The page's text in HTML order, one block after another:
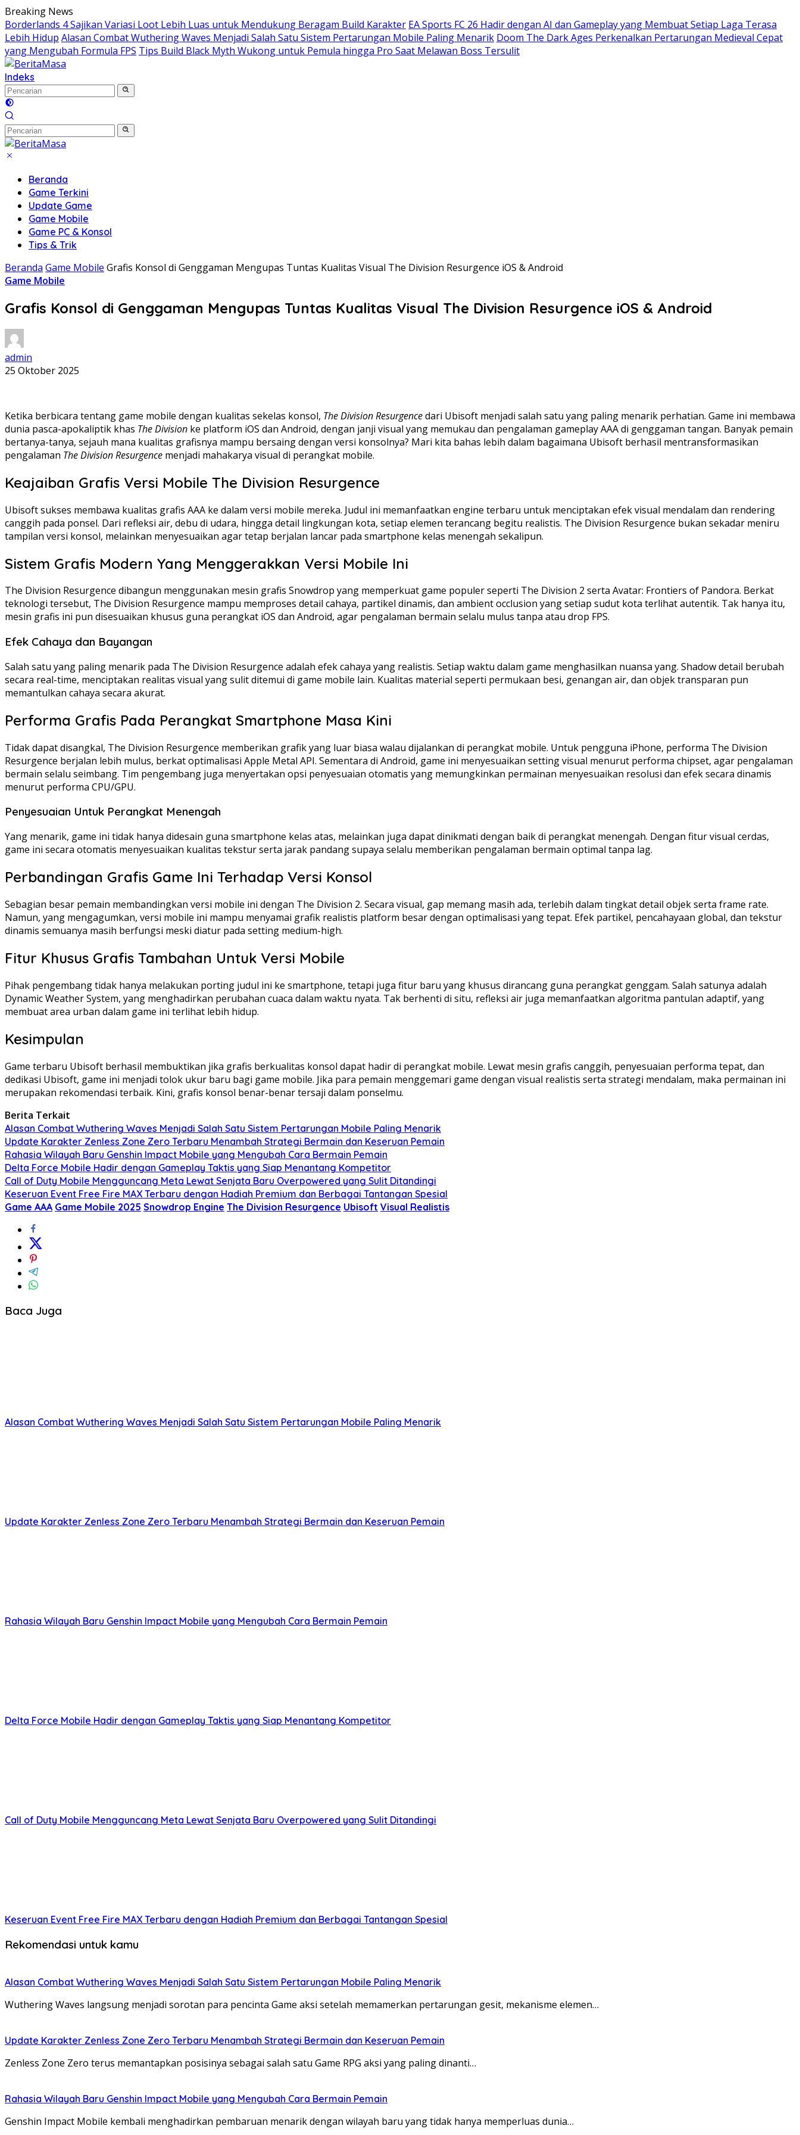
Langsung
ke
konten
Breaking News
Borderlands 4 Sajikan Variasi Loot Lebih Luas untuk Mendukung Beragam Build Karakter EA Sports FC 26 Hadir dengan AI dan Gameplay yang Membuat Setiap Laga Terasa
Lebih Hidup Alasan Combat Wuthering Waves Menjadi Salah Satu Sistem Pertarungan Mobile Paling Menarik Doom The Dark Ages Perkenalkan Pertarungan Medieval Cepat
yang Mengubah Formula FPS Tips Build Black Myth Wukong untuk Pemula hingga Pro Saat Melawan Boss Tersulit
Indeks
Beranda
Game Terkini
Update Game
Game Mobile
Game PC & Konsol
Tips & Trik
Beranda Game Mobile Grafis Konsol di Genggaman Mengupas Tuntas Kualitas Visual The Division Resurgence iOS & Android
Game Mobile
Grafis Konsol di Genggaman Mengupas Tuntas Kualitas Visual The Division Resurgence iOS & Android
admin
25 Oktober 2025
Ketika berbicara tentang game mobile dengan kualitas sekelas konsol, The Division Resurgencedari Ubisoft menjadi salah satu yang paling menarik perhatian. Game ini membawa
dunia pasca-apokaliptik khas The Division ke platform iOS dan Android, dengan janji visual yang memukau dan pengalaman gameplay AAA di genggaman tangan. Banyak pemain
bertanya-tanya, sejauh mana kualitas grafisnya mampu bersaing dengan versi konsolnya? Mari kita bahas lebih dalam bagaimana Ubisoft berhasil mentransformasikan
pengalaman The Division Resurgence menjadi mahakarya visual di perangkat mobile.
Keajaiban Grafis Versi Mobile The Division Resurgence
Ubisoft sukses membawa kualitas grafis AAA ke dalam versi mobile mereka. Judul ini memanfaatkan engine terbaru untuk menciptakan efek visual mendalam dan rendering
canggih pada ponsel. Dari refleksi air, debu di udara, hingga detail lingkungan kota, setiap elemen terancang begitu realistis. The Division Resurgence bukan sekadar meniru
tampilan versi konsol, melainkan menyesuaikan agar tetap berjalan lancar pada smartphone kelas menengah sekalipun.
Sistem Grafis Modern Yang Menggerakkan Versi Mobile Ini
The Division Resurgence dibangun menggunakan mesin grafis Snowdrop yang memperkuat game populer seperti The Division 2 serta Avatar: Frontiers of Pandora. Berkat
teknologi tersebut, The Division Resurgence mampu memproses detail cahaya, partikel dinamis, dan ambient occlusion yang setiap sudut kota terlihat autentik. Tak hanya itu,
mesin grafis ini pun disesuaikan khusus guna perangkat iOS dan Android, agar pengalaman bermain selalu mulus tanpa atau drop FPS.
Efek Cahaya dan Bayangan
Salah satu yang paling menarik pada The Division Resurgence adalah efek cahaya yang realistis. Setiap waktu dalam game menghasilkan nuansa yang. Shadow detail berubah
secara real-time, menciptakan realitas visual yang sulit ditemui di game mobile lain. Kualitas material seperti permukaan besi, genangan air, dan objek transparan pun
memantulkan cahaya secara akurat.
Performa Grafis Pada Perangkat Smartphone Masa Kini
Tidak dapat disangkal, The Division Resurgence memberikan grafik yang luar biasa walau dijalankan di perangkat mobile. Untuk pengguna iPhone, performa The Division
Resurgence berjalan lebih mulus, berkat optimalisasi Apple Metal API. Sementara di Android, game ini menyesuaikan setting visual menurut performa chipset, agar pengalaman
bermain selalu seimbang. Tim pengembang juga menyertakan opsi penyesuaian otomatis yang memungkinkan permainan menyesuaikan resolusi dan efek secara dinamis
menurut performa CPU/GPU.
Penyesuaian Untuk Perangkat Menengah
Yang menarik, game ini tidak hanya didesain guna smartphone kelas atas, melainkan juga dapat dinikmati dengan baik di perangkat menengah. Dengan fitur visual cerdas,
game ini secara otomatis menyesuaikan kualitas tekstur serta jarak pandang supaya selalu memberikan pengalaman bermain optimal tanpa lag.
Perbandingan Grafis Game Ini Terhadap Versi Konsol
Sebagian besar pemain membandingkan versi mobile ini dengan The Division 2. Secara visual, gap memang masih ada, terlebih dalam tingkat detail objek serta frame rate.
Namun, yang mengagumkan, versi mobile ini mampu menyamai grafik realistis platform besar dengan optimalisasi yang tepat. Efek partikel, pencahayaan global, dan tekstur
dinamis semuanya masih berfungsi meski diatur pada setting medium-high.
Fitur Khusus Grafis Tambahan Untuk Versi Mobile
Pihak pengembang tidak hanya melakukan porting judul ini ke smartphone, tetapi juga fitur baru yang khusus dirancang guna perangkat genggam. Salah satunya adalah
Dynamic Weather System, yang menghadirkan perubahan cuaca dalam waktu nyata. Tak berhenti di situ, refleksi air juga memanfaatkan algoritma pantulan adaptif, yang
membuat area urban dalam game ini terlihat lebih hidup.
Kesimpulan
Game terbaru Ubisoft berhasil membuktikan jika grafis berkualitas konsol dapat hadir di perangkat mobile. Lewat mesin grafis canggih, penyesuaian performa tepat, dan
dedikasi Ubisoft, game ini menjadi tolok ukur baru bagi game mobile. Jika para pemain menggemari game dengan visual realistis serta strategi mendalam, maka permainan ini
merupakan rekomendasi terbaik. Kini, grafis konsol benar-benar tersaji dalam ponselmu.
Berita Terkait
Alasan Combat Wuthering Waves Menjadi Salah Satu Sistem Pertarungan Mobile Paling Menarik
Update Karakter Zenless Zone Zero Terbaru Menambah Strategi Bermain dan Keseruan Pemain
Rahasia Wilayah Baru Genshin Impact Mobile yang Mengubah Cara Bermain Pemain
Delta Force Mobile Hadir dengan Gameplay Taktis yang Siap Menantang Kompetitor
Call of Duty Mobile Mengguncang Meta Lewat Senjata Baru Overpowered yang Sulit Ditandingi
Keseruan Event Free Fire MAX Terbaru dengan Hadiah Premium dan Berbagai Tantangan Spesial
Game AAA Game Mobile 2025 Snowdrop Engine The Division Resurgence Ubisoft Visual Realistis
Baca Juga
Alasan Combat Wuthering Waves Menjadi Salah Satu Sistem Pertarungan Mobile Paling Menarik
Update Karakter Zenless Zone Zero Terbaru Menambah Strategi Bermain dan Keseruan Pemain
Rahasia Wilayah Baru Genshin Impact Mobile yang Mengubah Cara Bermain Pemain
Delta Force Mobile Hadir dengan Gameplay Taktis yang Siap Menantang Kompetitor
Call of Duty Mobile Mengguncang Meta Lewat Senjata Baru Overpowered yang Sulit Ditandingi
Keseruan Event Free Fire MAX Terbaru dengan Hadiah Premium dan Berbagai Tantangan Spesial
Rekomendasi untuk kamu
Alasan Combat Wuthering Waves Menjadi Salah Satu Sistem Pertarungan Mobile Paling Menarik
Wuthering Waves langsung menjadi sorotan para pencinta Game aksi setelah memamerkan pertarungan gesit, mekanisme elemen…
Update Karakter Zenless Zone Zero Terbaru Menambah Strategi Bermain dan Keseruan Pemain
Zenless Zone Zero terus memantapkan posisinya sebagai salah satu Game RPG aksi yang paling dinanti…
Rahasia Wilayah Baru Genshin Impact Mobile yang Mengubah Cara Bermain Pemain
Genshin Impact Mobile kembali menghadirkan pembaruan menarik dengan wilayah baru yang tidak hanya memperluas dunia…